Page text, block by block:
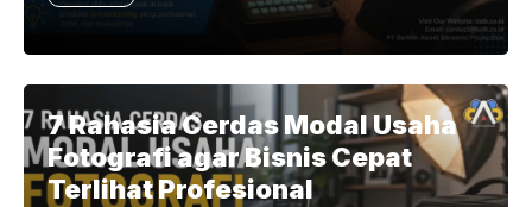
7 Rahasia Cerdas Modal Usaha
Fotografi agar Bisnis Cepat
Terlihat Profesional